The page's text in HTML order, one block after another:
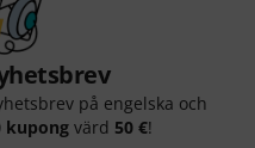
på engelska och
kupong värd 50 €!